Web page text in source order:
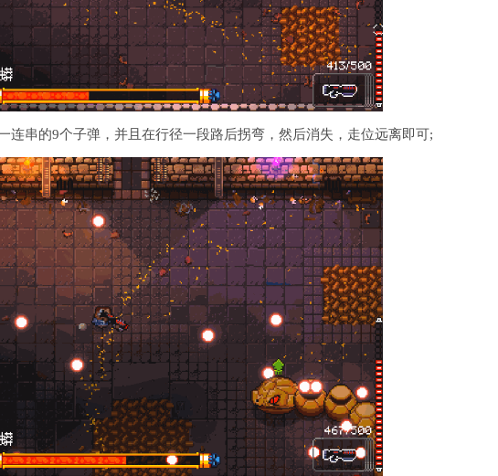
连串的9个子弹，并且在行径一段路后拐弯，然后消失，走位远离即可;